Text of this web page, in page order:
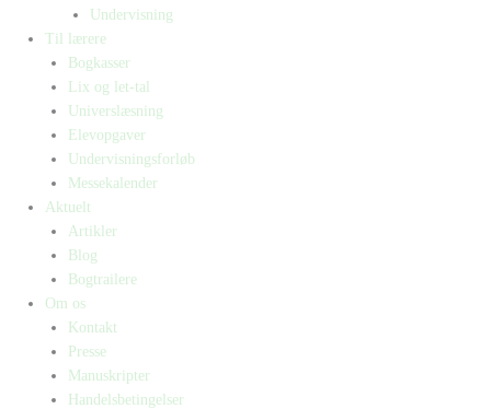
Undervisning
Til lærere
Bogkasser
Lix og let-tal
Universlæsning
Elevopgaver
Undervisningsforløb
Messekalender
Aktuelt
Artikler
Blog
Bogtrailere
Om os
Kontakt
Presse
Manuskripter
Handelsbetingelser